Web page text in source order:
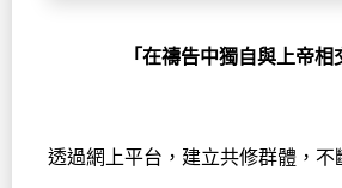
「在禱告中獨自與上帝
透過網上平台，建立共修群體，